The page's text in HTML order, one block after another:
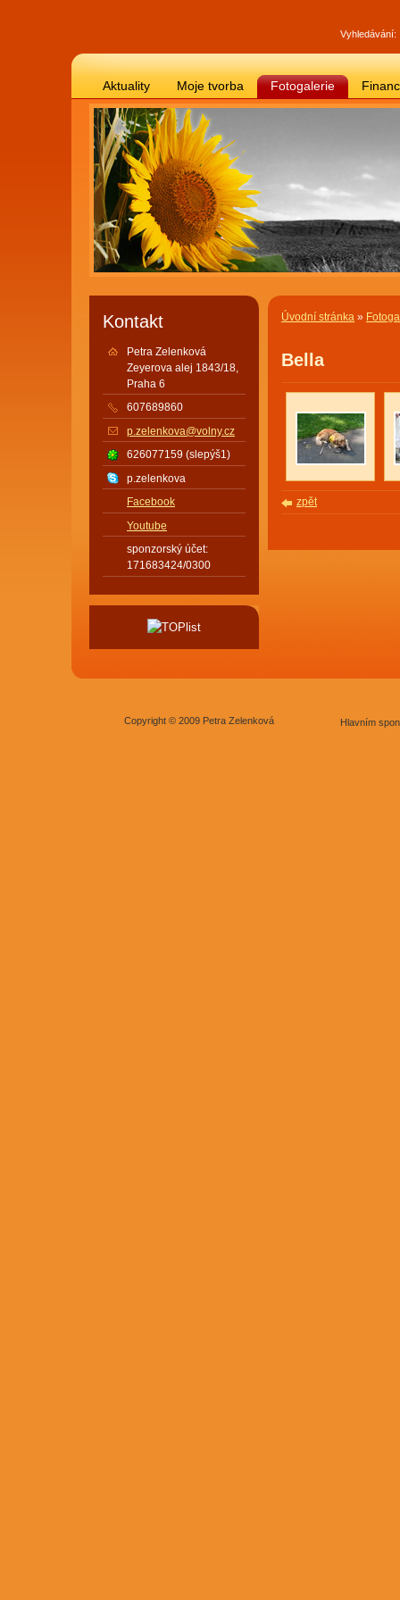
Aktuality Moje tvorba Fotogalerie
Úvodní stránka »
Bella
zpět
Kontakt
Petra Zelenková
Zeyerova alej 1843/18,
Praha 6
607689860
p.zelenkova@volny.cz
626077159 (slepýš1)
p.zelenkova
Facebook
Youtube
sponzorský účet:
171683424/0300
Vyhledávání:
Copyright © 2009 Petra Zelenková Hlavním